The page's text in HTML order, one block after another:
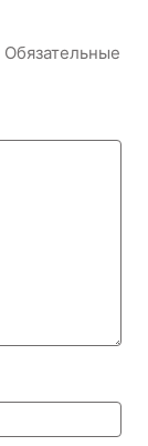
Обязательные